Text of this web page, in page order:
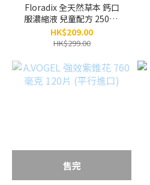
Floradix 全天然草本 鈣口
服濃縮液 兒童配方 250ml
(平行進口)
HK$209.00
HK$299.00
售完